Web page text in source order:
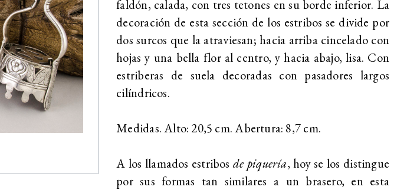
faldón, calada, con tres tetones en su borde inferior. La
decoración de esta sección de los estribos se divide por
dos surcos que la atraviesan; hacia arriba cincelado con
hojas y una bella flor al centro, y hacia abajo, lisa. Con
estriberas de suela decoradas con pasadores largos
cilíndricos.
Medidas. Alto: 20,5 cm. Abertura: 8,7 cm.
A los llamados estribosde piquería, hoy se los distingue
por sus formas tan similares a un brasero, en esta